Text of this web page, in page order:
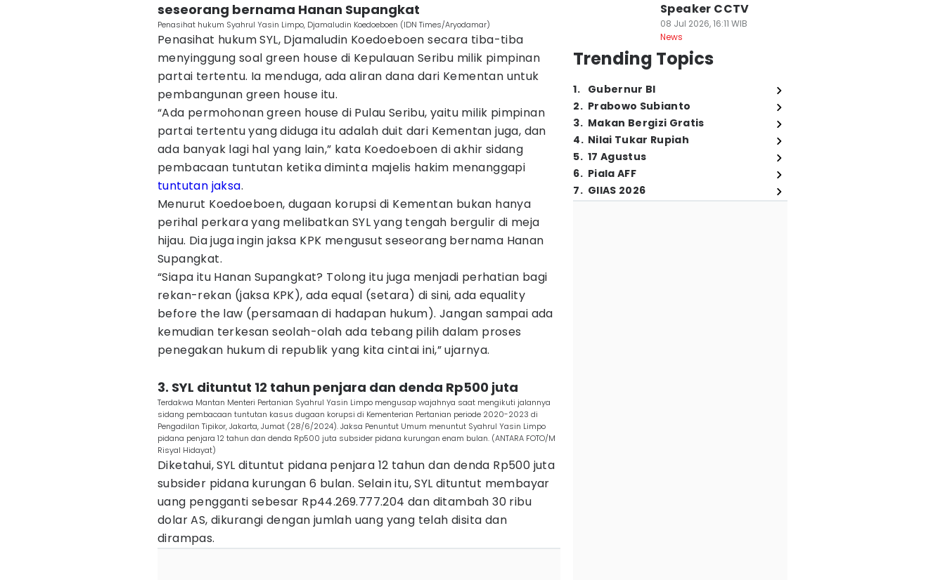
seseorang bernama Hanan Supangkat
Penasihat hukum Syahrul Yasin Limpo, Djamaludin Koedoeboen (IDN Times/Aryodamar)
Penasihat hukum SYL, Djamaludin Koedoeboen secara tiba-tiba
menyinggung soal green house di Kepulauan Seribu milik pimpinan
partai tertentu. Ia menduga, ada aliran dana dari Kementan untuk
pembangunan green house itu.
“Ada permohonan green house di Pulau Seribu, yaitu milik pimpinan
partai tertentu yang diduga itu adalah duit dari Kementan juga, dan
ada banyak lagi hal yang lain,” kata Koedoeboen di akhir sidang
pembacaan tuntutan ketika diminta majelis hakim menanggapi
tuntutan jaksa.
Menurut Koedoeboen, dugaan korupsi di Kementan bukan hanya
perihal perkara yang melibatkan SYL yang tengah bergulir di meja
hijau. Dia juga ingin jaksa KPK mengusut seseorang bernama Hanan
Supangkat.
“Siapa itu Hanan Supangkat? Tolong itu juga menjadi perhatian bagi
rekan-rekan (jaksa KPK), ada equal (setara) di sini, ada equality
before the law (persamaan di hadapan hukum). Jangan sampai ada
kemudian terkesan seolah-olah ada tebang pilih dalam proses
penegakan hukum di republik yang kita cintai ini,” ujarnya.
3. SYL dituntut 12 tahun penjara dan denda Rp500 juta
Terdakwa Mantan Menteri Pertanian Syahrul Yasin Limpo mengusap wajahnya saat mengikuti jalannya
sidang pembacaan tuntutan kasus dugaan korupsi di Kementerian Pertanian periode 2020-2023 di
Pengadilan Tipikor, Jakarta, Jumat (28/6/2024). Jaksa Penuntut Umum menuntut Syahrul Yasin Limpo
pidana penjara 12 tahun dan denda Rp500 juta subsider pidana kurungan enam bulan. (ANTARA FOTO/M
Risyal Hidayat)
Diketahui, SYL dituntut pidana penjara 12 tahun dan denda Rp500 juta
subsider pidana kurungan 6 bulan. Selain itu, SYL dituntut membayar
uang pengganti sebesar Rp44.269.777.204 dan ditambah 30 ribu
dolar AS, dikurangi dengan jumlah uang yang telah disita dan
dirampas.
Speaker CCTV
08 Jul 2026, 16:11 WIB
News
Trending Topics
1. Gubernur BI
2. Prabowo Subianto
3. Makan Bergizi Gratis
4. Nilai Tukar Rupiah
5. 17 Agustus
6. Piala AFF
7. GIIAS 2026